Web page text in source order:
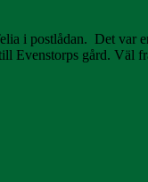
postlådan. Det var
Evenstorps gård. Väl